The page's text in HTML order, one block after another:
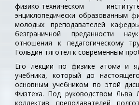
физико-техническом
энциклопедически образованным
молодых преподавателей
безграничной преданности
отношения к педагогическому
Гольдин тяготел к современным
Его лекции по физике атома и
учебника, который до
основным учебником по этой
Физтеха. Под руководством Льва
коллектив преподавателей